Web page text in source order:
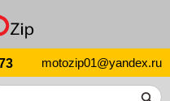
motozip01@yandex.ru